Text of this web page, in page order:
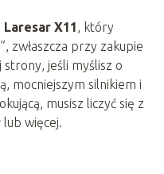
Laresar X11, który
zwłaszcza przy zakupie
jeśli myślisz o
mocniejszym silnikiem i
musisz liczyć się z
lub więcej.